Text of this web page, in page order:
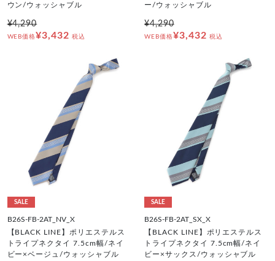
ウン/ウォッシャブル
¥4,290
WEB価格¥3,432 税込
ー/ウォッシャブル
¥4,290
WEB価格¥3,432 税込
SALE
B26S-FB-2AT_NV_X
【BLACK LINE】ポリエステルス
トライプネクタイ 7.5cm幅/ネイ
ビー×ベージュ/ウォッシャブル
SALE
B26S-FB-2AT_SX_X
【BLACK LINE】ポリエステルス
トライプネクタイ 7.5cm幅/ネイ
ビー×サックス/ウォッシャブル